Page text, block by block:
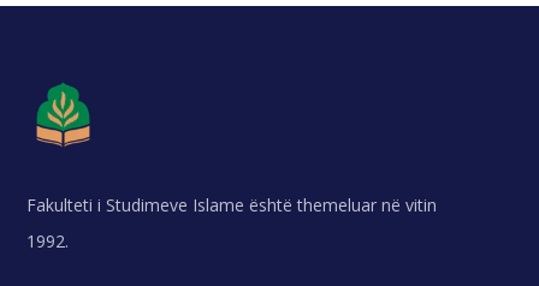
Fakulteti i Studimeve Islame është themeluar në vitin
1992.